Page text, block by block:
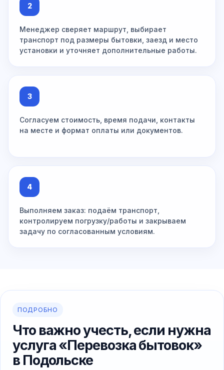
2
Менеджер сверяет маршрут, выбирает
транспорт под размеры бытовки, заезд и место
установки и уточняет дополнительные работы.
3
Согласуем стоимость, время подачи, контакты
на месте и формат оплаты или документов.
4
Выполняем заказ: подаём транспорт,
контролируем погрузку/работы и закрываем
задачу по согласованным условиям.
ПОДРОБНО
Что важно учесть, если нужна
услуга «Перевозка бытовок»
в Подольске